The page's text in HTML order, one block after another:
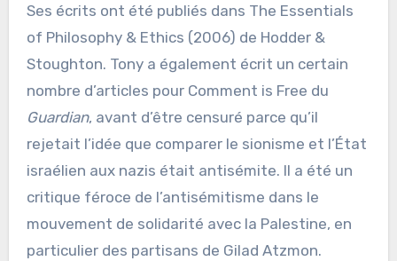
Ses écrits ont été publiés dans The Essentials
of Philosophy & Ethics (2006) de Hodder &
Stoughton. Tony a également écrit un certain
nombre d’articles pour Comment is Free du
Guardian, avant d’être censuré parce qu’il
rejetait l’idée que comparer le sionisme et l’État
israélien aux nazis était antisémite. Il a été un
critique féroce de l’antisémitisme dans le
mouvement de solidarité avec la Palestine, en
particulier des partisans de Gilad Atzmon.